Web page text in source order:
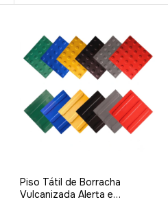
Piso Tátil de Borracha
Vulcanizada Alerta e